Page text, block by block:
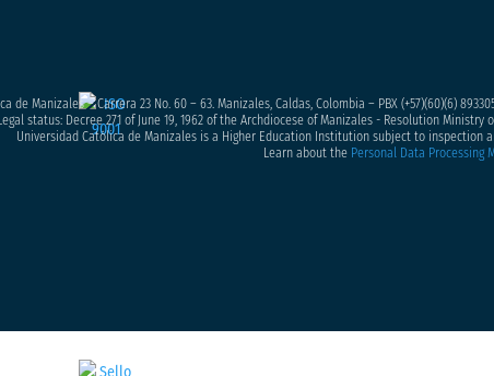
de Manizales – Carrera 23 No. 60 – 63. Manizales, Caldas, Colombia – PBX (+57)(60)(6)
Legal status: Decree 271 of June 19, 1962 of the Archdiocese of Manizales - Resolution Ministry
Universidad Católica de Manizales is a Higher Education Institution subject to inspection
Learn about the Personal Data Processing